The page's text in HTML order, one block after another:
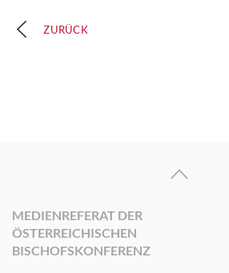
ZURÜCK
MEDIENREFERAT DER
ÖSTERREICHISCHEN
BISCHOFSKONFERENZ